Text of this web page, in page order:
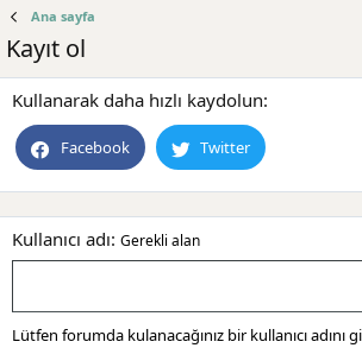
Ana sayfa
Kayıt ol
Kullanarak daha hızlı kaydolun
Facebook Twitter
Kullanıcı adı Gerekli alan
Lütfen forumda kulanacağınız bir kullanıcı adını